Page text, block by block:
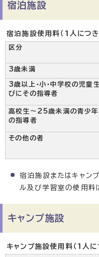
宿泊施設
宿泊施設使用料（1人につき
区分
3歳未満
3歳以上・小・中学校の児童
びにその指導者
高校生～25歳未満の青少年
の指導者
その他の者
宿泊施設またはキャン
ル及び学習室の使用料
キャンプ施設
キャンプ施設使用料（1人に